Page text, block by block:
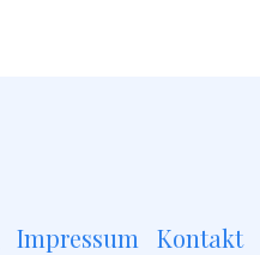
Impressum Kontakt